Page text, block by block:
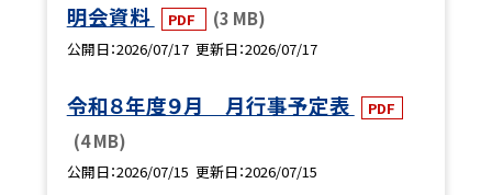
明会資料
PDF (3 MB)
公開日 2026/07/17 更新日 2026/07/17
令和８年度９月 月行事予定表 PDF
(4 MB)
公開日 2026/07/15 更新日 2026/07/15